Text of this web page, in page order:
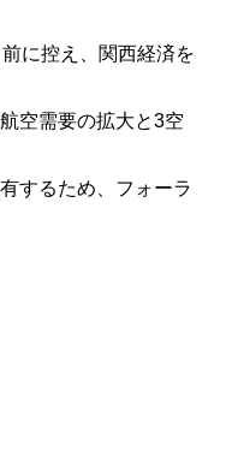
に控え、関西経済を
空需要の拡大と3空
するため、フォーラ